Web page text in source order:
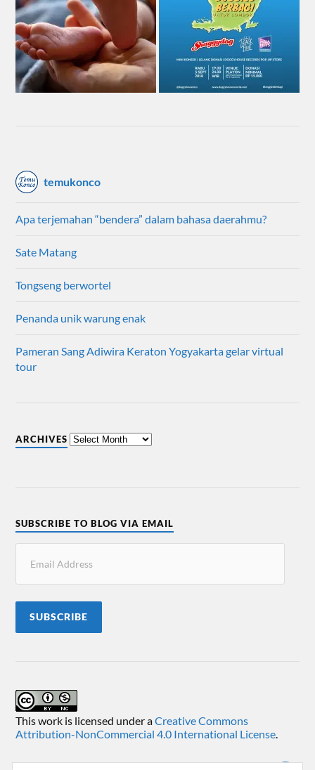
temukonco
Apa terjemahan “bendera” dalam bahasa daerahmu?
Sate Matang
Tongseng berwortel
Penanda unik warung enak
Pameran Sang Adiwira Keraton Yogyakarta gelar virtual
tour
ARCHIVES
SUBSCRIBE TO BLOG VIA EMAIL
SUBSCRIBE
This work is licensed under aCreative Commons
Attribution-NonCommercial 4.0 International License